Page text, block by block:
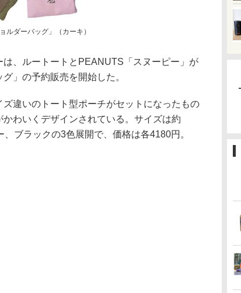
ルダーバッグ」（カーキ）
、ルートートとPEANUTS「スヌーピー」が
」の予約販売を開始した。
違いのトート型ポーチがセットになったもの
わいくデザインされている。サイズは約
ブラックの3色展開で、価格は各4180円。